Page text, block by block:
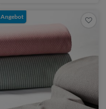
Angebot